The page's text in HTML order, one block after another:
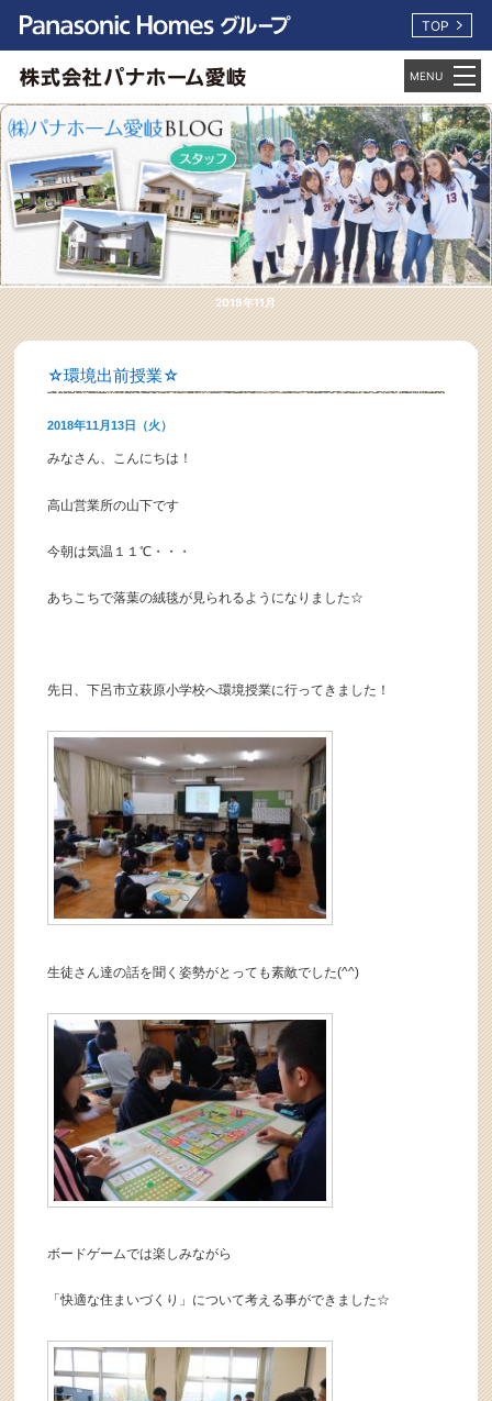
TOP
2018年11月
☆環境出前授業☆
2018年11月13日（火）
みなさん、こんにちは！
高山営業所の山下です
今朝は気温１１℃・・・
あちこちで落葉の絨毯が見られるようになりました☆
先日、下呂市立萩原小学校へ環境授業に行ってきました！
生徒さん達の話を聞く姿勢がとっても素敵でした(^^)
ボードゲームでは楽しみながら
「快適な住まいづくり」について考える事ができました☆